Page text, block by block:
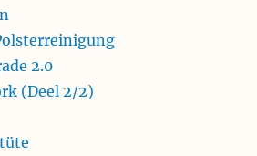
2.0
(Deel 2/2)